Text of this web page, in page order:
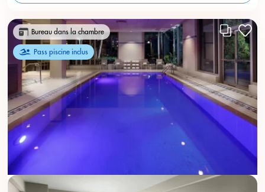
Bureau dans la chambre
Pass piscine inclus